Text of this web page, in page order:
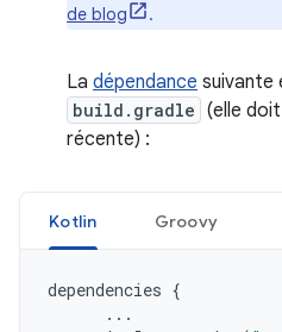
de blog
.
La dépendance suivante
build.gradle (elle
récente) :
Kotlin Groovy
dependencies {
...